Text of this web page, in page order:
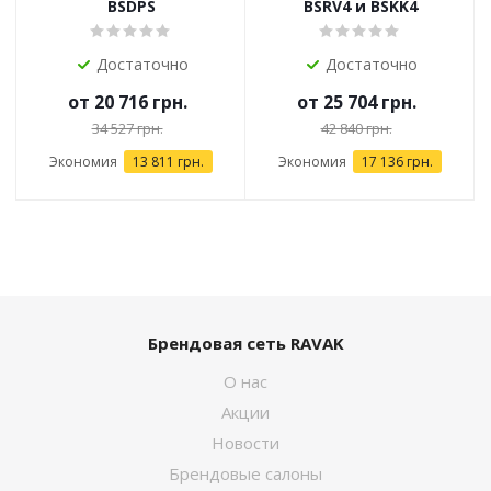
BSDPS
Достаточно
от 20 716 грн.
34 527 грн.
Экономия 13 811 грн.
BSRV4 и BSKK4
Достаточно
от 25 704 грн.
42 840 грн.
Экономия 17 136 грн.
Брендовая сеть RAVAK
О нас
Акции
Новости
Брендовые салоны